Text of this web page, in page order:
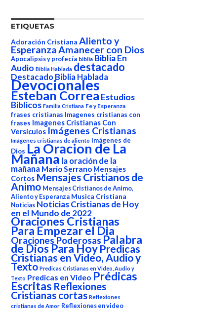
ETIQUETAS
Adoración Cristiana Aliento y
EsperanzaAmanecer con Dios
Apocalipsis y profecía biblia Biblia En
Audio Biblia Hablada destacado
Destacado Biblia Hablada
Devocionales
Esteban Correa Estudios
Biblicos Familia Cristiana Fe y Esperanza
frases cristianas Imagenes cristianas con
frases Imagenes Cristianas Con
Versículos Imágenes Cristianas
Imágenes cristianas de aliento imágenes de
Dios La Oracion de La
Mañana la oración de la
mañana Mario Serrano Mensajes
Cortos Mensajes Cristianos de
Animo Mensajes Cristianos de Animo,
Aliento y Esperanza Musica Cristiana
Noticias Noticias Cristianas de Hoy
en el Mundo de 2022
Oraciones Cristianas
Para Empezar el Dia
Oraciones Poderosas Palabra
de Dios Para HoyPredicas
Cristianas en Video, Audio y
Texto Predicas Cristianas en Video, Audio y
Texto Predicas en Video Prédicas
Escritas Reflexiones
Cristianas cortas Reflexiones
cristianas de Amor Reflexiones en video